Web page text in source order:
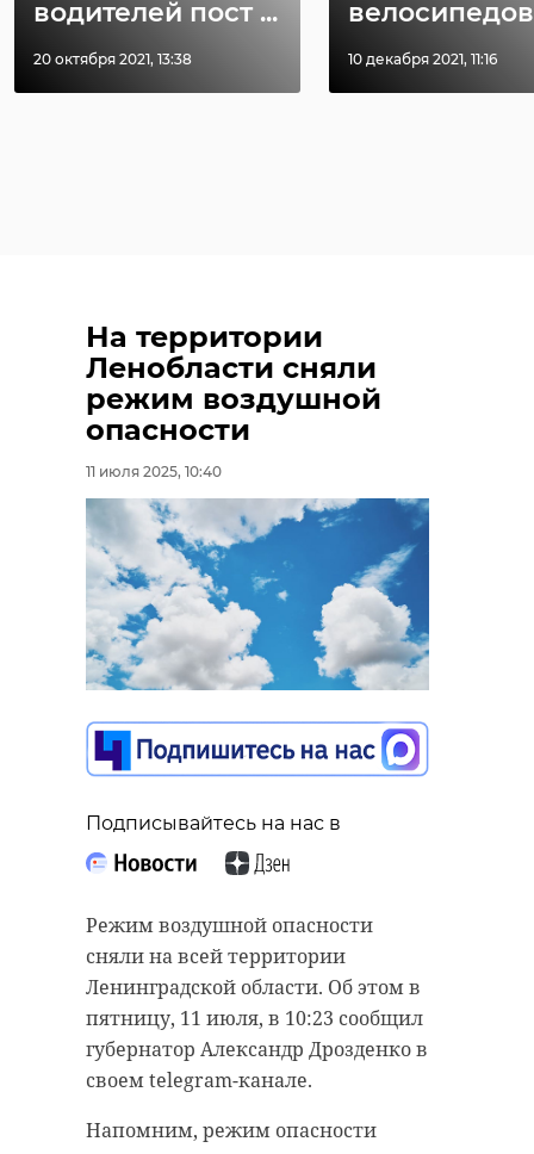
водителей пост ...
20 октября 2021, 13:38
велосипедов
10 декабря 2021, 11:16
На территории
Ленобласти сняли
режим воздушной
опасности
11 июля 2025, 10:40
Подписывайтесь на нас в
Режим воздушной опасности
сняли на всей территории
Ленинградской области. Об этом в
пятницу, 11 июля, в 10:23 сообщил
губернатор Александр Дрозденко в
своем telegram-канале.
Напомним, режим опасности